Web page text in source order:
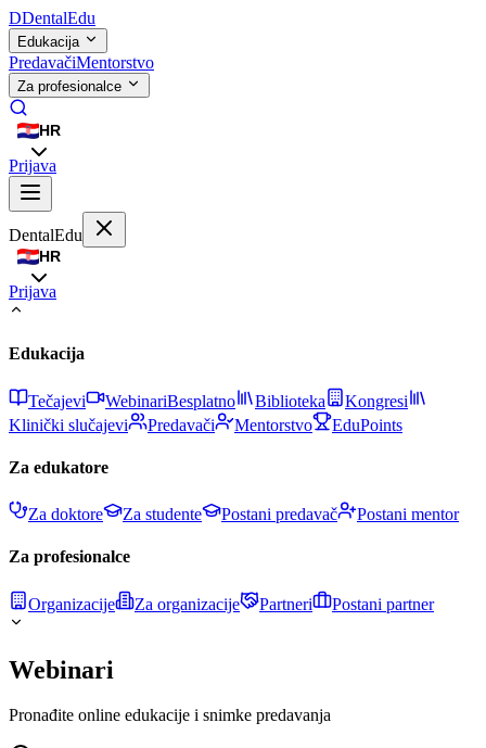
DDentalEdu
Edukacija
PredavačiMentorstvo
Za profesionalce
HR
Prijava
DentalEdu
HR
Prijava
Edukacija
Tečajevi WebinariBesplatno Biblioteka
Kongresi
Klinički slučajevi
Predavači Mentorstvo EduPoints
Za edukatore
Za doktore Za studente Postani predavač Postani mentor
Za profesionalce
Organizacije Za organizacije Partneri Postani partner
Webinari
Pronađite online edukacije i snimke predavanja